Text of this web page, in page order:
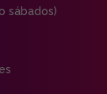
sábados)